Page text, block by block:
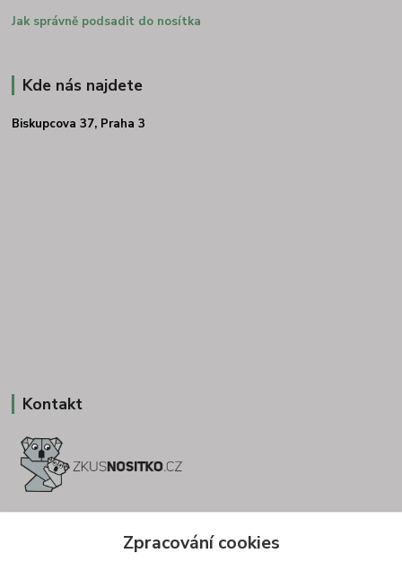
Jak správně podsadit do nosítka
Kde nás najdete
Biskupcova 37, Praha 3
Kontakt
+420 775693830
Otevírací doba: PO-PÁ: 9:00-16:00 NUTNÁ REZERVACE
Zpracování cookies